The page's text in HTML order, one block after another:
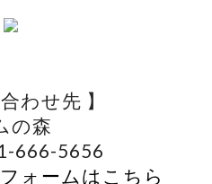
わせ先 】
の森
666-5656
ォームはこちら